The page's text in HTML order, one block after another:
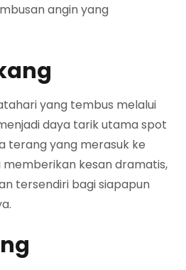
angin yang
yang tembus melalui
daya tarik utama spot
terang yang merasuk ke
kesan dramatis,
tersendiri bagi siapapun